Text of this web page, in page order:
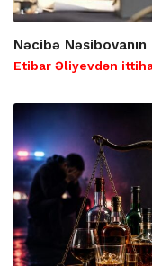
Nəcibə
Etibar Əliyevdən